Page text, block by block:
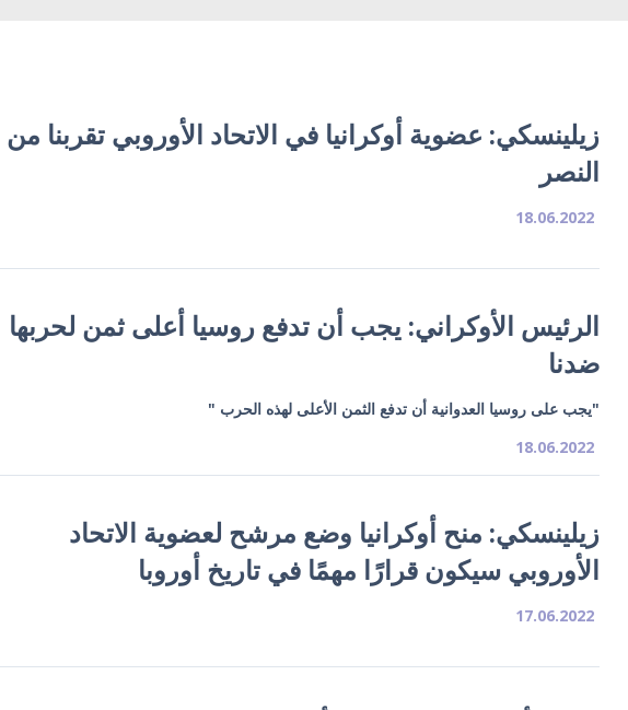
زيلينسكي: عضوية أوكرانيا في الاتحاد الأوروبي تقربنا من
النصر
18.06.2022
الرئيس الأوكراني: يجب أن تدفع روسيا أعلى ثمن لحربها
ضدنا
"يجب على روسيا العدوانية أن تدفع الثمن الأعلى لهذه الحرب "
18.06.2022
زيلينسكي: منح أوكرانيا وضع مرشح لعضوية الاتحاد
الأوروبي سيكون قرارًا مهمًا في تاريخ أوروبا
17.06.2022